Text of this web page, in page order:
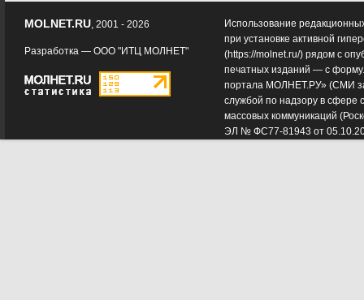
Использование
при установке активной
(https://molnet.ru/) рядом с
печатных изданий — с
портала МОЛНЕТ.РУ» (СМИ
службой по надзору в сфере
массовых коммуникаций
ЭЛ № ФС77-81943 от
MOLNET.RU, 2001 - 2026
Разработка — ООО "ИТЦ МОЛНЕТ"